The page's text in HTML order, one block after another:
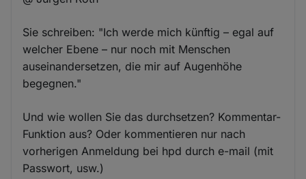
Sie schreiben: "Ich werde mich künftig – egal auf
welcher Ebene – nur noch mit Menschen
auseinandersetzen, die mir auf Augenhöhe
begegnen."
Und wie wollen Sie das durchsetzen? Kommentar-
Funktion aus? Oder kommentieren nur nach
vorherigen Anmeldung bei hpd durch e-mail (mit
Passwort, usw.)